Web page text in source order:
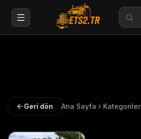
Geri dön Ana Sayfa Kategoriler